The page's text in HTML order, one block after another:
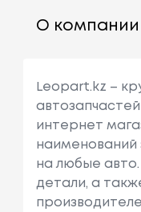
О компании
Leopart.kz –
интернет
наименований
на любые
детали, а